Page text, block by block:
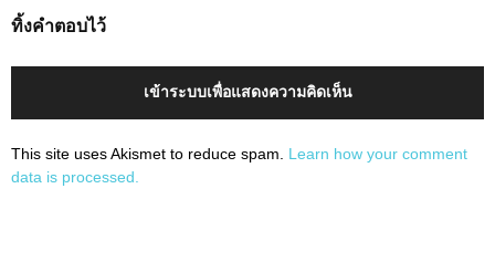
ทิ้งคำตอบไว้
เข้าระบบเพื่อแสดงความคิดเห็น
This site uses Akismet to reduce spam. Learn how your comment
data is processed.